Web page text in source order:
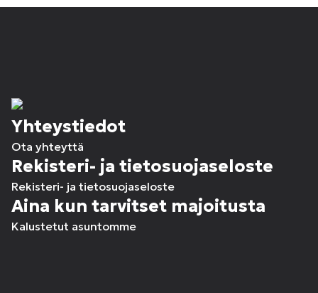
Yhteystiedot
Ota yhteyttä
Rekisteri- ja tietosuojaseloste
Rekisteri- ja tietosuojaseloste
Aina kun tarvitset majoitusta
Kalustetut asuntomme